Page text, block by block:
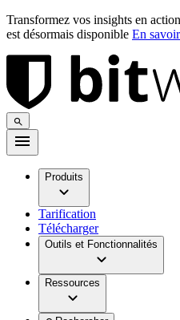
Transformez vos insights en
est désormais disponible En
Produits
Tarification
Télécharger
Outils et Fonctionnalités
Ressources